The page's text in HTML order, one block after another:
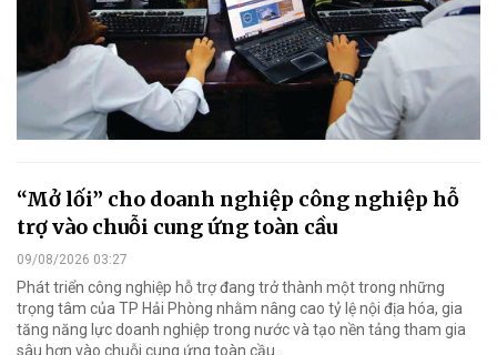
“Mở lối” cho doanh nghiệp công nghiệp hỗ
trợ vào chuỗi cung ứng toàn cầu
09/08/2026 03:27
Phát triển công nghiệp hỗ trợ đang trở thành một trong những
trọng tâm của TP Hải Phòng nhằm nâng cao tỷ lệ nội địa hóa, gia
tăng năng lực doanh nghiệp trong nước và tạo nền tảng tham gia
sâu hơn vào chuỗi cung ứng toàn cầu.